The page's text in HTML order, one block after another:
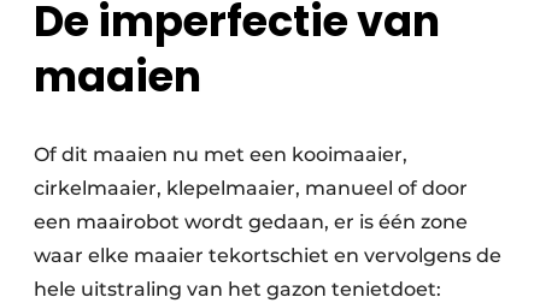
De imperfectie van
maaien
Of dit maaien nu met een kooimaaier,
cirkelmaaier, klepelmaaier, manueel of door
een maairobot wordt gedaan, er is één zone
waar elke maaier tekortschiet en vervolgens de
hele uitstraling van het gazon tenietdoet: